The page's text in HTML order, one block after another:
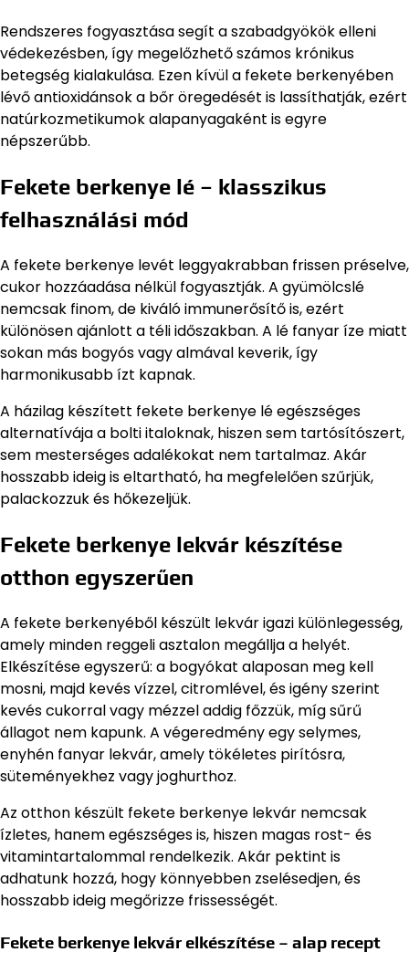
Rendszeres fogyasztása segít a szabadgyökök elleni
védekezésben, így megelőzhető számos krónikus
betegség kialakulása. Ezen kívül a fekete berkenyében
lévő antioxidánsok a bőr öregedését is lassíthatják, ezért
natúrkozmetikumok alapanyagaként is egyre
népszerűbb.
Fekete berkenye lé – klasszikus
felhasználási mód
A fekete berkenye levét leggyakrabban frissen préselve,
cukor hozzáadása nélkül fogyasztják. A gyümölcslé
nemcsak finom, de kiváló immunerősítő is, ezért
különösen ajánlott a téli időszakban. A lé fanyar íze miatt
sokan más bogyós vagy almával keverik, így
harmonikusabb ízt kapnak.
A házilag készített fekete berkenye lé egészséges
alternatívája a bolti italoknak, hiszen sem tartósítószert,
sem mesterséges adalékokat nem tartalmaz. Akár
hosszabb ideig is eltartható, ha megfelelően szűrjük,
palackozzuk és hőkezeljük.
Fekete berkenye lekvár készítése
otthon egyszerűen
A fekete berkenyéből készült lekvár igazi különlegesség,
amely minden reggeli asztalon megállja a helyét.
Elkészítése egyszerű: a bogyókat alaposan meg kell
mosni, majd kevés vízzel, citromlével, és igény szerint
kevés cukorral vagy mézzel addig főzzük, míg sűrű
állagot nem kapunk. A végeredmény egy selymes,
enyhén fanyar lekvár, amely tökéletes pirítósra,
süteményekhez vagy joghurthoz.
Az otthon készült fekete berkenye lekvár nemcsak
ízletes, hanem egészséges is, hiszen magas rost- és
vitamintartalommal rendelkezik. Akár pektint is
adhatunk hozzá, hogy könnyebben zselésedjen, és
hosszabb ideig megőrizze frissességét.
Fekete berkenye lekvár elkészítése – alap recept